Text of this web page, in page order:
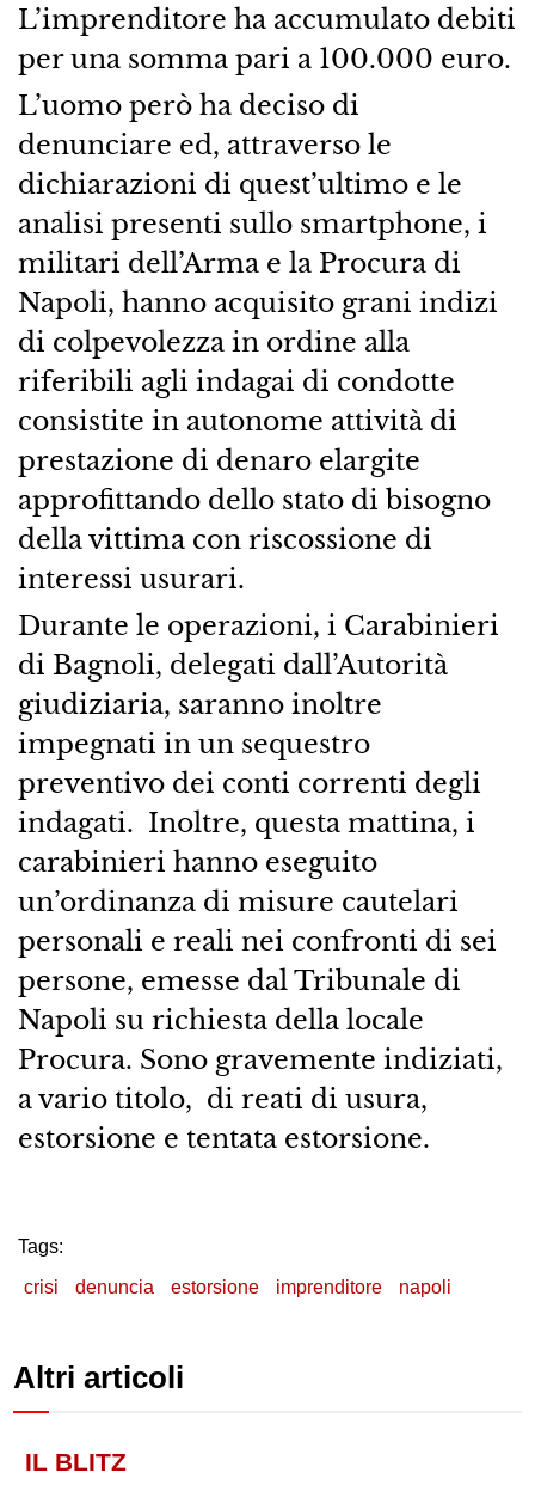
L’imprenditore ha accumulato debiti
per una somma pari a 100.000 euro.
L’uomo però ha deciso di
denunciare ed, attraverso le
dichiarazioni di quest’ultimo e le
analisi presenti sullo smartphone, i
militari dell’Arma e la Procura di
Napoli, hanno acquisito grani indizi
di colpevolezza in ordine alla
riferibili agli indagai di condotte
consistite in autonome attività di
prestazione di denaro elargite
approfittando dello stato di bisogno
della vittima con riscossione di
interessi usurari.
Durante le operazioni, i Carabinieri
di Bagnoli, delegati dall’Autorità
giudiziaria, saranno inoltre
impegnati in un sequestro
preventivo dei conti correnti degli
indagati. Inoltre, questa mattina, i
carabinieri hanno eseguito
un’ordinanza di misure cautelari
personali e reali nei confronti di sei
persone, emesse dal Tribunale di
Napoli su richiesta della locale
Procura. Sono gravemente indiziati,
a vario titolo, di reati di usura,
estorsione e tentata estorsione.
Tags:
crisi
denuncia estorsione imprenditore napoli
Altri articoli
IL BLITZ